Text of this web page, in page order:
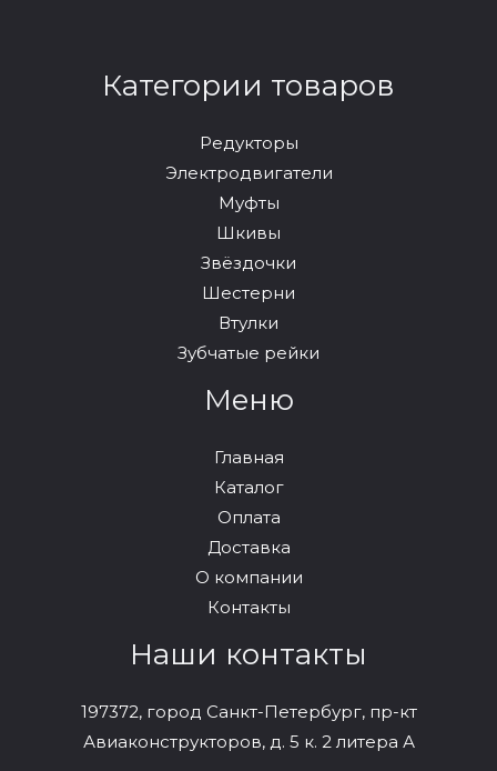
Категории товаров
Редукторы
Электродвигатели
Муфты
Шкивы
Звёздочки
Шестерни
Втулки
Зубчатые рейки
Меню
Главная
Каталог
Оплата
Доставка
О компании
Контакты
Наши контакты
197372, город Санкт-Петербург, пр-кт
Авиаконструкторов, д. 5 к. 2 литера А